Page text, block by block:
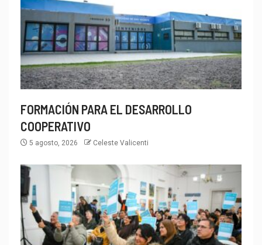
FORMACIÓN PARA EL DESARROLLO
COOPERATIVO
5 agosto, 2026 Celeste Valicenti